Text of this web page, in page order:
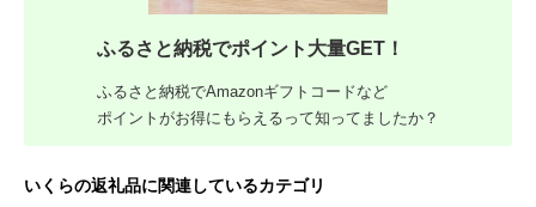
ふるさと納税でポイント大量GET！
ふるさと納税でAmazonギフトコードなど
ポイントがお得にもらえるって知ってましたか？
いくらの返礼品に関連しているカテゴリ